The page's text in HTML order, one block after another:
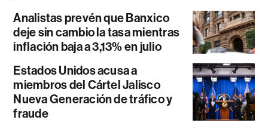
Analistas prevén que Banxico
deje sin cambio la tasa mientras
inflación baja a 3,13% en julio
Estados Unidos acusa a
miembros del Cártel Jalisco
Nueva Generación de tráfico y
fraude